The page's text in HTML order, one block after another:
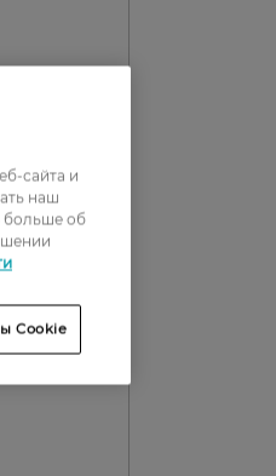
сайта и
наш
больше об
Cookie